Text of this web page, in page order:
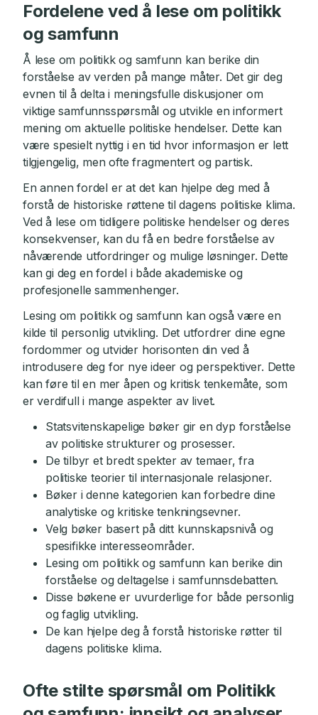
Fordelene ved å lese om politikk
og samfunn
Å lese om politikk og samfunn kan berike din
forståelse av verden på mange måter. Det gir deg
evnen til å delta i meningsfulle diskusjoner om
viktige samfunnsspørsmål og utvikle en informert
mening om aktuelle politiske hendelser. Dette kan
være spesielt nyttig i en tid hvor informasjon er lett
tilgjengelig, men ofte fragmentert og partisk.
En annen fordel er at det kan hjelpe deg med å
forstå de historiske røttene til dagens politiske klima.
Ved å lese om tidligere politiske hendelser og deres
konsekvenser, kan du få en bedre forståelse av
nåværende utfordringer og mulige løsninger. Dette
kan gi deg en fordel i både akademiske og
profesjonelle sammenhenger.
Lesing om politikk og samfunn kan også være en
kilde til personlig utvikling. Det utfordrer dine egne
fordommer og utvider horisonten din ved å
introdusere deg for nye ideer og perspektiver. Dette
kan føre til en mer åpen og kritisk tenkemåte, som
er verdifull i mange aspekter av livet.
Statsvitenskapelige bøker gir en dyp forståelse
av politiske strukturer og prosesser.
De tilbyr et bredt spekter av temaer, fra
politiske teorier til internasjonale relasjoner.
Bøker i denne kategorien kan forbedre dine
analytiske og kritiske tenkningsevner.
Velg bøker basert på ditt kunnskapsnivå og
spesifikke interesseområder.
Lesing om politikk og samfunn kan berike din
forståelse og deltagelse i samfunnsdebatten.
Disse bøkene er uvurderlige for både personlig
og faglig utvikling.
De kan hjelpe deg å forstå historiske røtter til
dagens politiske klima.
Ofte stilte spørsmål om Politikk